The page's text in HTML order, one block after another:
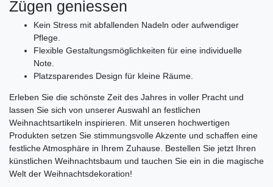
Zügen geniessen
Kein Stress mit abfallenden Nadeln oder aufwendiger
Pflege.
Flexible Gestaltungsmöglichkeiten für eine individuelle
Note.
Platzsparendes Design für kleine Räume.
Erleben Sie die schönste Zeit des Jahres in voller Pracht und
lassen Sie sich von unserer Auswahl an festlichen
Weihnachtsartikeln inspirieren. Mit unseren hochwertigen
Produkten setzen Sie stimmungsvolle Akzente und schaffen eine
festliche Atmosphäre in Ihrem Zuhause. Bestellen Sie jetzt Ihren
künstlichen Weihnachtsbaum und tauchen Sie ein in die magische
Welt der Weihnachtsdekoration!